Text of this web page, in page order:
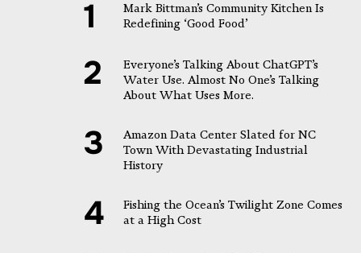
Mark Bittman’s Community Kitchen Is
Redefining ‘Good Food’
Everyone’s Talking About ChatGPT’s
Water Use. Almost No One’s Talking
About What Uses More.
Amazon Data Center Slated for NC
Town With Devastating Industrial
History
Fishing the Ocean’s Twilight Zone Comes
at a High Cost